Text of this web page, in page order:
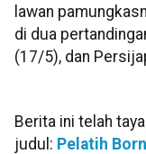
lawan
di dua
(17/5), dan
Berita ini telah
judul: Pelatih